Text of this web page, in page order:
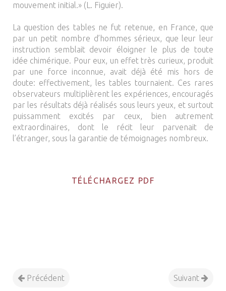
mouvement initial.» (L. Figuier).
La question des tables ne fut retenue, en France, que
par un petit nombre d’hommes sérieux, que leur leur
instruction semblait devoir éloigner le plus de toute
idée chimérique. Pour eux, un effet très curieux, produit
par une force inconnue, avait déjà été mis hors de
doute: effectivement, les tables tournaient. Ces rares
observateurs multiplièrent les expériences, encouragés
par les résultats déjà réalisés sous leurs yeux, et surtout
puissamment excités par ceux, bien autrement
extraordinaires, dont le récit leur parvenait de
l’étranger, sous la garantie de témoignages nombreux.
TÉLÉCHARGEZ PDF
Précédent Suivant